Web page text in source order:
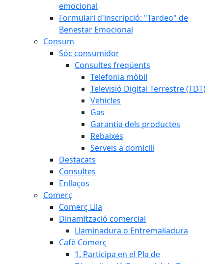
emocional
Formulari d'inscripció: "Tardeo" de
Benestar Emocional
Consum
Sóc consumidor
Consultes freqüents
Telefonia mòbil
Televisió Digital Terrestre (TDT)
Vehicles
Gas
Garantia dels productes
Rebaixes
Serveis a domicili
Destacats
Consultes
Enllaços
Comerç
Comerç Lila
Dinamització comercial
Llaminadura o Entremaliadura
Cafè Comerç
1. Participa en el Pla de